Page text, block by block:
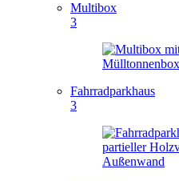
Multibox
3
Fahrradparkhaus
3